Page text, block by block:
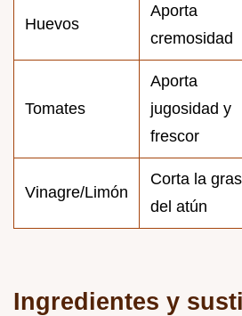
Huevos
Aporta
cremosidad
Tomates
Aporta
jugosidad y
frescor
Vinagre/Limón
Corta la
del atún
Ingredientes y